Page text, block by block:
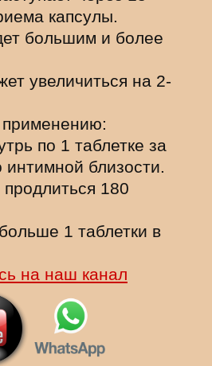
капсулы.
большим и более
увеличиться на 2-
применению:
по 1 таблетке за
близости.
180
1 таблетки в
на наш канал